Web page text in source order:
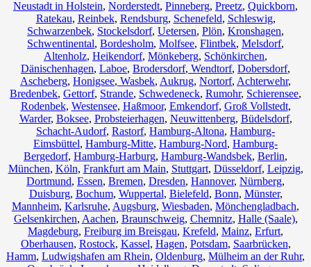
Neustadt in Holstein, Norderstedt, Pinneberg, Preetz, Quickborn,
Ratekau, Reinbek, Rendsburg, Schenefeld, Schleswig,
Schwarzenbek, Stockelsdorf, Uetersen, Plön, Kronshagen,
Schwentinental, Bordesholm, Molfsee, Flintbek, Melsdorf,
Altenholz, Heikendorf, Mönkeberg, Schönkirchen,
Dänischenhagen, Laboe, Brodersdorf, Wendtorf, Dobersdorf,
Ascheberg, Honigsee, Wasbek, Aukrug, Nortorf, Achterwehr,
Bredenbek, Gettorf, Strande, Schwedeneck, Rumohr, Schierensee,
Rodenbek, Westensee, Haßmoor, Emkendorf, Groß Vollstedt,
Warder, Boksee, Probsteierhagen, Neuwittenberg, Büdelsdorf,
Schacht-Audorf, Rastorf, Hamburg-Altona, Hamburg-
Eimsbüttel, Hamburg-Mitte, Hamburg-Nord, Hamburg-
Bergedorf, Hamburg-Harburg, Hamburg-Wandsbek, Berlin,
München, Köln, Frankfurt am Main, Stuttgart, Düsseldorf, Leipzig,
Dortmund, Essen, Bremen, Dresden, Hannover, Nürnberg,
Duisburg, Bochum, Wuppertal, Bielefeld, Bonn, Münster,
Mannheim, Karlsruhe, Augsburg, Wiesbaden, Mönchengladbach,
Gelsenkirchen, Aachen, Braunschweig, Chemnitz⁠, Halle (Saale),
Magdeburg, Freiburg im Breisgau, Krefeld, Mainz, Erfurt,
Oberhausen, Rostock, Kassel, Hagen, Potsdam, Saarbrücken,
Hamm, Ludwigshafen am Rhein, Oldenburg, Mülheim an der Ruhr,